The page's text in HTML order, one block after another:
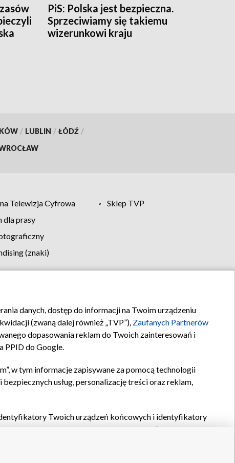
PiS: Polska jest bezpieczna.
Sprzeciwiamy się takiemu
wizerunkowi kraju
/ LUBLIN / ŁÓDŹ /
Telewizja Cyfrowa
Sklep TVP
dla prasy
(znaki)
Kontakt
danych, dostęp do informacji na Twoim urządzeniu
(zwaną dalej również „TVP”), Zaufanych Partnerów
dopasowania reklam do Twoich zainteresowań i
PPID do Google.
w tym informacje zapisywane za pomocą technologii
usług, personalizację treści oraz reklam,
Twoich urządzeń końcowych i identyfikatory
oraz pozostałych
podstawowych reklam, wyboru spersonalizowanych
treści, pomiaru wydajności reklam, pomiaru wydajności